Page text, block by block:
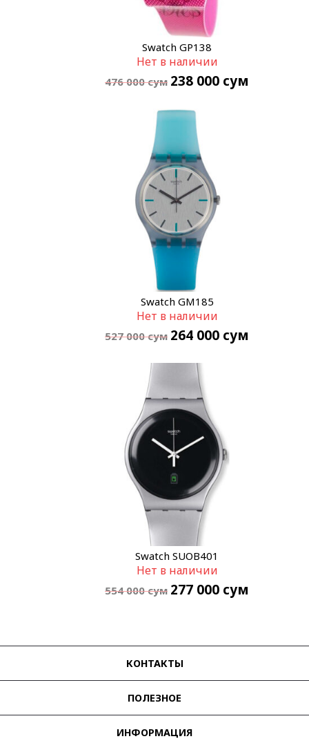
Swatch GP138
Нет в наличии
476 000сум 238 000 сум
Swatch GM185
Нет в наличии
527 000сум 264 000 сум
Swatch SUOB401
Нет в наличии
554 000сум 277 000 сум
КОНТАКТЫ
ПОЛЕЗНОЕ
ИНФОРМАЦИЯ